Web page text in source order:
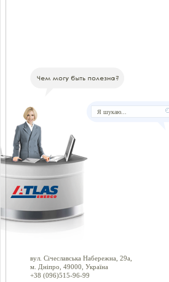
вул. Січеславська Набережна, 29а,
м. Дніпро, 49000, Україна
+38 (096)515-96-99